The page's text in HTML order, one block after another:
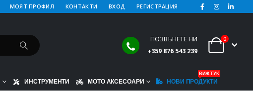
МОЯТ ПРОФИЛ КОНТАКТИ ВХОД РЕГИСТРАЦИЯ
ПОЗВЪНЕТЕ НИ
+359 876 543 239
0
ИНСТРУМЕНТИ МОТО АКСЕСОАРИ НОВИ ПРОДУКТИ
ВИЖ ТУК